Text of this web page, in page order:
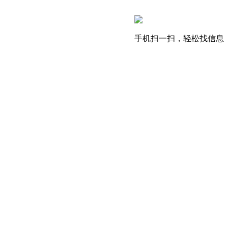
手机扫一扫，轻松找信息